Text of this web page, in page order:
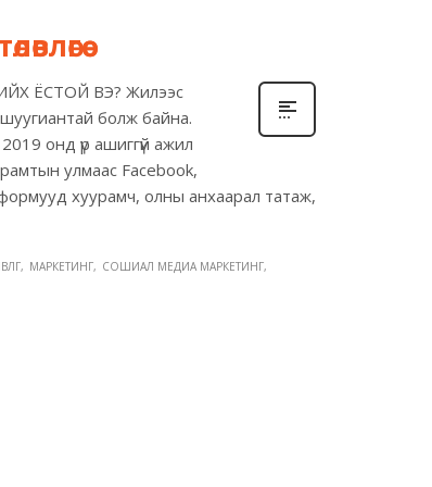
ЁСТОЙ ВЭ? Жилээс
шуугиантай болж байна.
онд үр ашиггүй ажил
улмаас Facebook,
хуурамч, олны анхаарал татаж,
МАРКЕТИНГ СОШИАЛ МЕДИА МАРКЕТИНГ